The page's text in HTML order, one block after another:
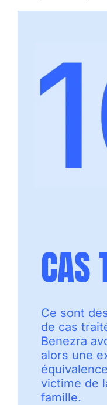
CAS
Ce sont
de cas
Benezra
alors une
victime de
famille.